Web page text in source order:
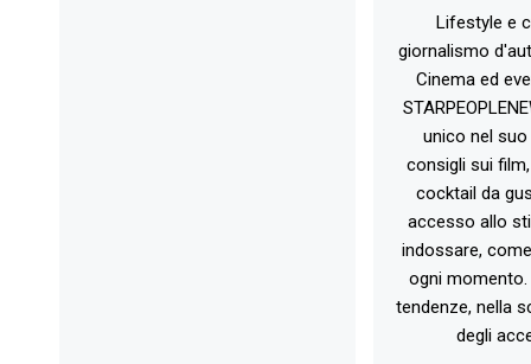
Lifestyle e
giornalismo
Cinema ed
unico nel suo
consigli sui
cocktail da
accesso allo
indossare,
ogni
tendenze, nella
degli